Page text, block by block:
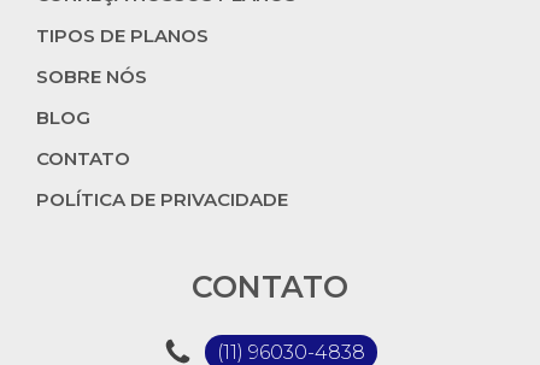
TIPOS DE PLANOS
SOBRE NÓS
BLOG
CONTATO
POLÍTICA DE PRIVACIDADE
CONTATO
(11) 96030-4838